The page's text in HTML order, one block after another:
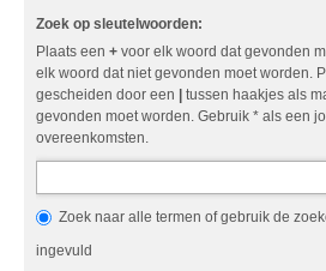
Zoek op sleutelwoorden:
Plaats een + voor elk woord dat gevonden
elk woord dat niet gevonden moet worden.
gescheiden door een | tussen haakjes als
gevonden moet worden. Gebruik * als een
overeenkomsten.
Zoek naar alle termen of gebruik de
ingevuld